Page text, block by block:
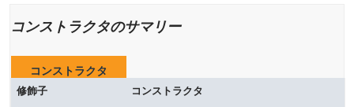
コンストラクタのサマリー
コンストラクタ
修飾子
コンストラクタ